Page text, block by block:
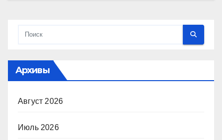
Архивы
Август 2026
Июль 2026